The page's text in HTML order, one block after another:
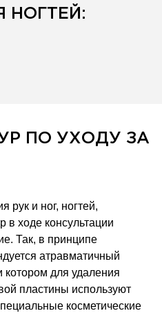
НОГТЕЙ:
ПО УХОДУ ЗА
рук и ног, ногтей,
в ходе консультации
Так, в принципе
атравматичный
для удаления
пластины используют
косметические